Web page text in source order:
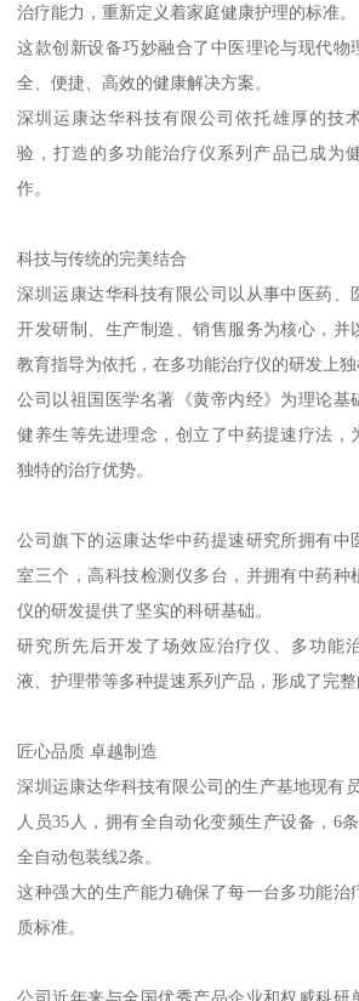
治疗能力，重新定义着家庭健康护理的标准。
这款创新设备巧妙融合了中医理论与现代物
全、便捷、高效的健康解决方案。
深圳运康达华科技有限公司依托雄厚的技
验，打造的多功能治疗仪系列产品已成为
作。
科技与传统的完美结合
深圳运康达华科技有限公司以从事中医药、
开发研制、生产制造、销售服务为核心，并
教育指导为依托，在多功能治疗仪的研发上独
公司以祖国医学名著《黄帝内经》为理论基
健养生等先进理念，创立了中药提速疗法，
独特的治疗优势。
公司旗下的运康达华中药提速研究所拥有中
室三个，高科技检测仪多台，并拥有中药种
仪的研发提供了坚实的科研基础。
研究所先后开发了场效应治疗仪、多功能
液、护理带等多种提速系列产品，形成了完整
匠心品质 卓越制造
深圳运康达华科技有限公司的生产基地现有
人员35人，拥有全自动化变频生产设备，6
全自动包装线2条。
这种强大的生产能力确保了每一台多功能治
质标准。
公司近年来与全国优秀产品企业和权威科研